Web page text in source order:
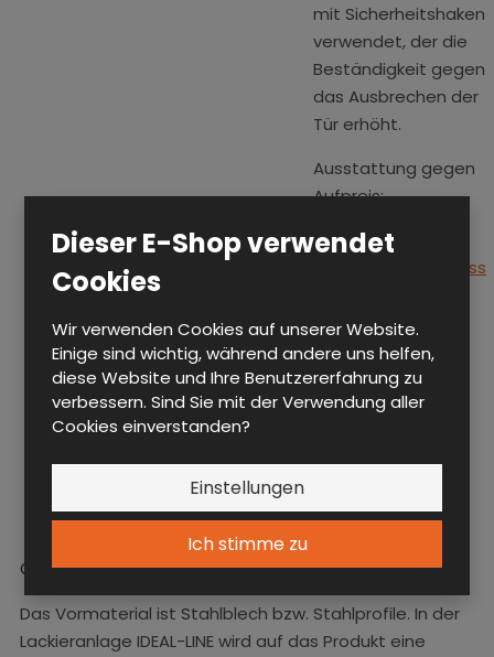
Dieser E-Shop verwendet
Cookies
Wir verwenden Cookies auf unserer Website.
Einige sind wichtig, während andere uns helfen,
diese Website und Ihre Benutzererfahrung zu
verbessern. Sind Sie mit der Verwendung aller
Cookies einverstanden?
Einstellungen
Ich stimme zu
mit Sicherheitshaken
verwendet, der die
Beständigkeit gegen
das Ausbrechen der
Tür erhöht.
Ausstattung gegen
Aufpreis:
○
Münzenpfandschloss
Code-Schloss
○Elektronisches
Code-Schloss
○Elektronische
○Elektronisches
Oberflächenbehandlung
Das Vormaterial ist Stahlblech bzw. Stahlprofile. In der
Lackieranlage IDEAL-LINE wird auf das Produkt eine